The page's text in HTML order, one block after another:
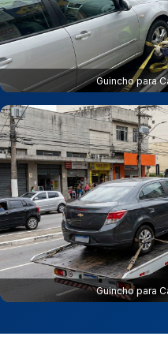
Guincho para
Guincho para